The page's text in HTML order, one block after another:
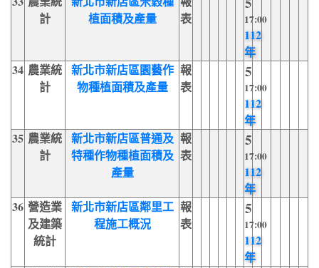
計
植面積及產量
表
17:00
112
年
34 農業統
計
新北市新店區園藝作
物種植面積及產量
報
表
5
17:00
112
年
35 農業統
計
新北市新店區普通及
特種作物種植面積及
產量
報
表
5
17:00
112
年
36 營造業
及建築
統計
新北市新店區鄰里工
程施工概況
報
表
5
17:00
112
年